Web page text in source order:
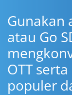
Gunakan
atau Go
OTT
populer